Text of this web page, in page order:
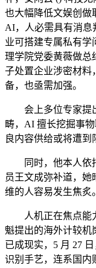
也大幅降低文娱创做
AI，人必需具有消息
业可搭建专属私有学
理学院党委黄薇做总
子处置企业涉密材料
备，也亟需加强。
会上多位专家提出
畴，AI 擅长挖掘事
良内容供给或将遭到
同时，他本人依托
员王文成弥补道，她
维的人容易发生焦炙。
人机正在焦点能力
魁提出的海外计较机
已成现实，5 月 27
识别手艺，连系国内